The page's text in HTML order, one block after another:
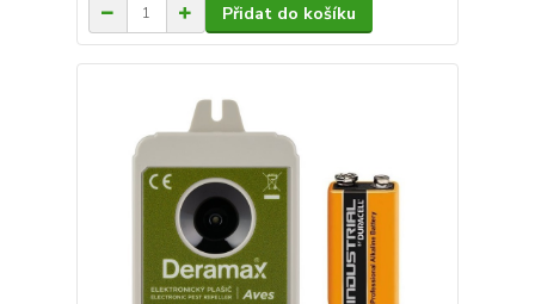
Přidat do košíku